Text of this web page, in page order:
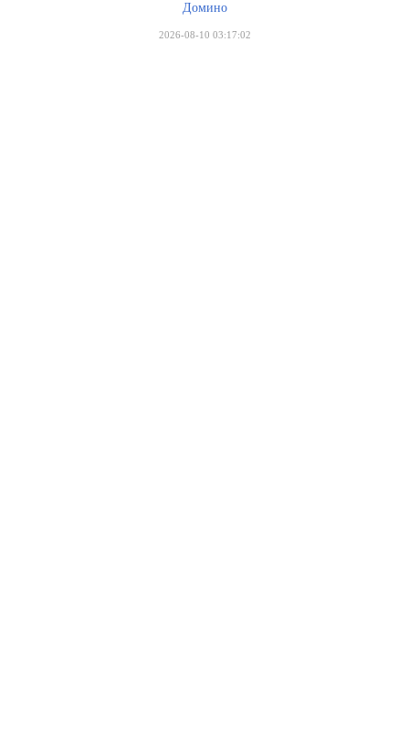
Домино
2026-08-10 03:17:02